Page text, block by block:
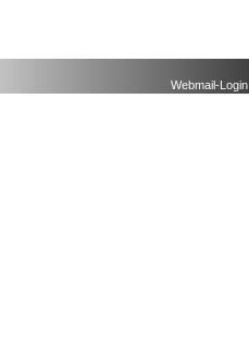
Webmail-Login